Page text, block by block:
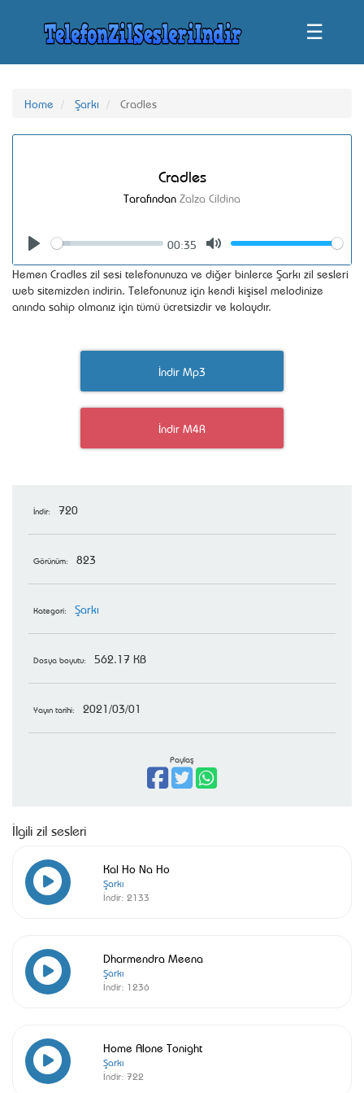
☰
Home Şarkı Cradles
Cradles
Tarafından Zalza Cildina
Seek
00:35
Volume
Hemen Cradles zil sesi telefonunuza ve diğer binlerce Şarkı zil sesleri
web sitemizden indirin. Telefonunuz için kendi kişisel melodinize
anında sahip olmanız için tümü ücretsizdir ve kolaydır.
İndir Mp3
İndir M4R
İndir: 720
Görünüm: 823
Kategori: Şarkı
Dosya boyutu: 562.17 KB
Yayın tarihi: 2021/03/01
Paylaş
İlgili zil sesleri
Kal Ho Na Ho
Şarkı
İndir: 2133
Dharmendra Meena
Şarkı
İndir: 1236
Home Alone Tonight
Şarkı
İndir: 722